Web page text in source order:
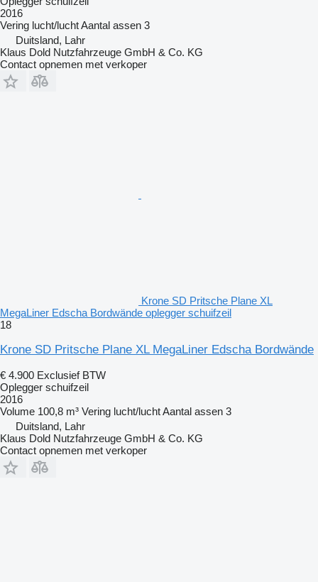
2016
Vering lucht/luchtAantal assen 3
Duitsland, Lahr
Klaus Dold Nutzfahrzeuge GmbH & Co. KG
Contact opnemen met verkoper
Krone SD Pritsche Plane XL
MegaLiner Edscha Bordwände oplegger schuifzeil
18
Krone SD Pritsche Plane XL MegaLiner Edscha Bordwände
€ 4.900 Exclusief BTW
Oplegger schuifzeil
2016
Volume 100,8 m³ Vering lucht/luchtAantal assen 3
Duitsland, Lahr
Klaus Dold Nutzfahrzeuge GmbH & Co. KG
Contact opnemen met verkoper